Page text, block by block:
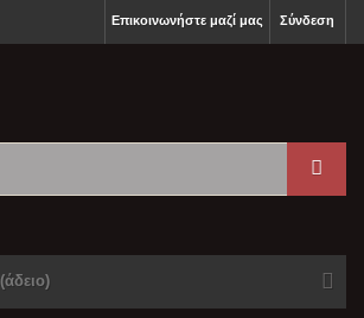
Σύνδεση
Επικοινωνήστε μαζί μας
(άδειο)